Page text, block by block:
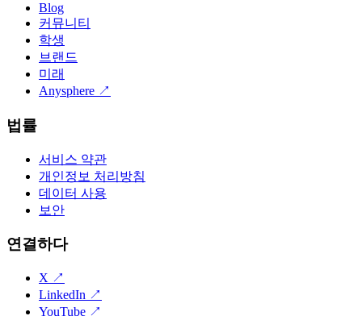
Blog
커뮤니티
학생
브랜드
미래
Anysphere ↗
법률
서비스 약관
개인정보 처리방침
데이터 사용
보안
연결하다
X ↗
LinkedIn ↗
YouTube ↗